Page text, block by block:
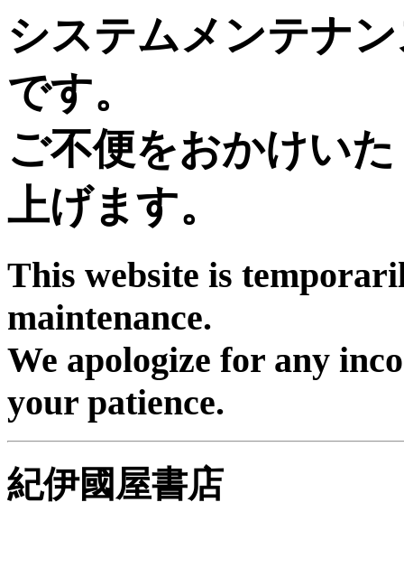
システムメンテナ
です。
ご不便をおかけい
上げます。
This website is
maintenance.
We apologize for any
your patience.
紀伊國屋書店